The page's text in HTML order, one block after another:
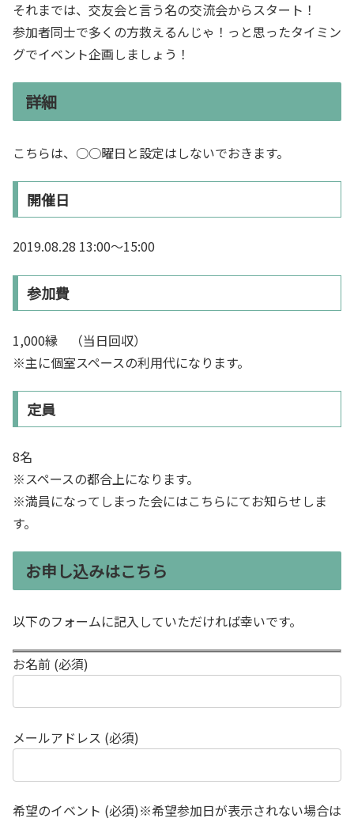
それまでは、交友会と言う名の交流会からスタート！
参加者同士で多くの方救えるんじゃ！っと思ったタイミン
グでイベント企画しましょう！
詳細
こちらは、○○曜日と設定はしないでおきます。
開催日
2019.08.28 13:00～15:00
参加費
1,000縁 （当日回収）
※主に個室スペースの利用代になります。
定員
8名
※スペースの都合上になります。
※満員になってしまった会にはこちらにてお知らせしま
す。
お申し込みはこちら
以下のフォームに記入していただければ幸いです。
お名前 (必須)
メールアドレス (必須)
希望のイベント (必須)※希望参加日が表示されない場合は